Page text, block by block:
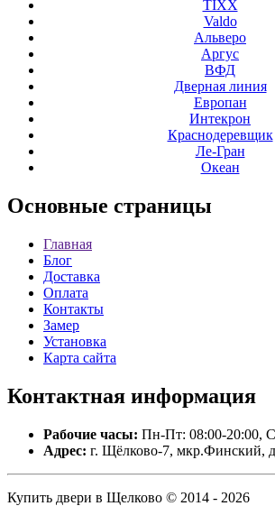
TIXX
Valdo
Альверо
Аргус
ВФД
Дверная линия
Европан
Интекрон
Краснодеревщик
Ле-Гран
Океан
Основные страницы
Главная
Блог
Доставка
Оплата
Контакты
Замер
Установка
Карта сайта
Контактная информация
Рабочие часы: Пн-Пт: 08:00-20:00,
Адрес: г. Щёлково-7, мкр.Финский,
Купить двери в Щелково © 2014 - 2026